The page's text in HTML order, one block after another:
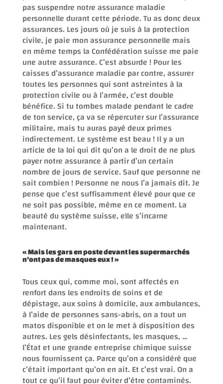
pas suspendre notre assurance maladie
personnelle durant cette période. Tu as donc deux
assurances. Les jours où je suis à la protection
civile, je paie mon assurance personnelle mais
en même temps la Confédération suisse me paie
une autre assurance. C’est absurde ! Pour les
caisses d’assurance maladie par contre, assurer
toutes les personnes qui sont astreintes à la
protection civile ou à l’armée, c’est double
bénéfice. Si tu tombes malade pendant le cadre
de ton service, ça va se répercuter sur l’assurance
militaire, mais tu auras payé deux primes
indirectement. Le système est beau ! Il y a un
article de la loi qui dit qu’on a le droit de ne plus
payer notre assurance à partir d’un certain
nombre de jours de service. Sauf que personne ne
sait combien ! Personne ne nous l’a jamais dit. Je
pense que c’est suffisamment élevé pour que ce
ne soit pas possible, même en ce moment. La
beauté du système suisse, elle s’incarne
maintenant.
« Mais les gars en poste devant les supermarchés
n’ont pas de masques eux ! »
Tous ceux qui, comme moi, sont affectés en
renfort dans les endroits de soins et de
dépistage, aux soins à domicile, aux ambulances,
à l’aide de personnes sans-abris, on a tout un
matos disponible et on le met à disposition des
autres. Les gels désinfectants, les masques, …
l’État et une grande entreprise chimique suisse
nous fournissent ça. Parce qu’on a considéré que
c’était important qu’on en ait. Et c’est vrai. On a
tout ce qu’il faut pour éviter d’être contaminés.